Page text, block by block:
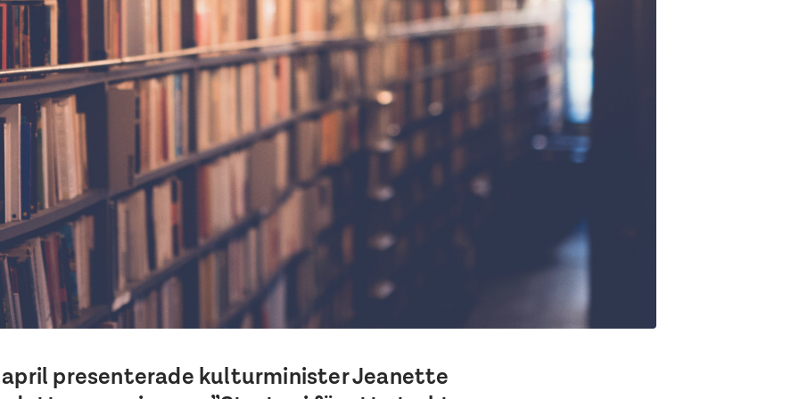
april presenterade kulturminister Jeanette